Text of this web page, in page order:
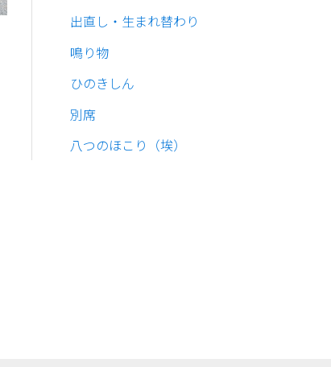
出直し・生まれ替わり
鳴り物
ひのきしん
別席
八つのほこり（埃）